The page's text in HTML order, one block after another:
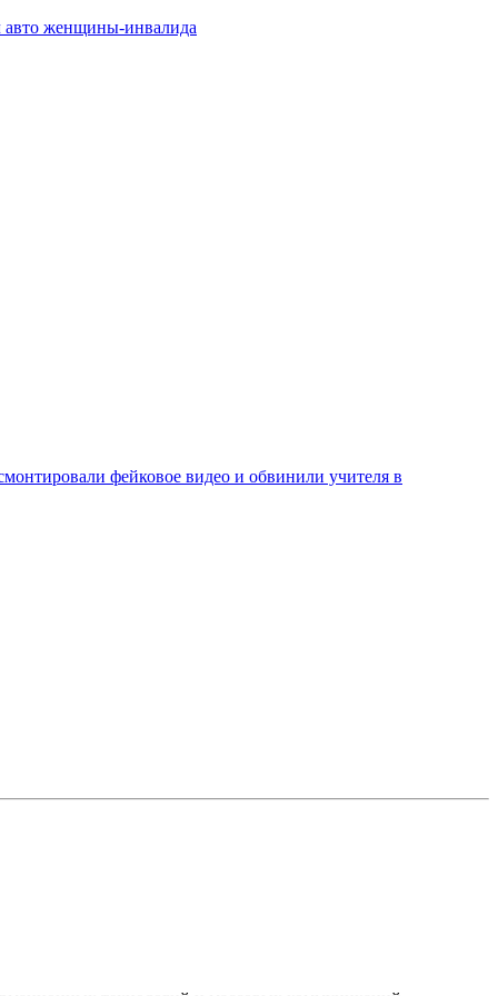
авто женщины-инвалида
фейковое видео и обвинили учителя в